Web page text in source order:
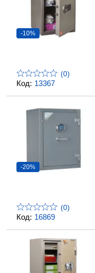
Код: 13367
-10%
(0)
Код: 16869
-20%
(0)